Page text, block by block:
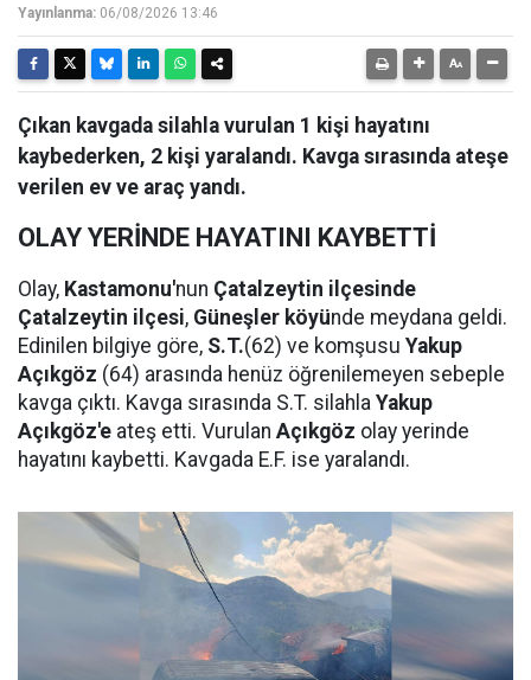
Yayınlanma: 06/08/2026 13:46
Çıkan kavgada silahla vurulan 1 kişi hayatını
kaybederken, 2 kişi yaralandı. Kavga sırasında ateşe
verilen ev ve araç yandı.
OLAY YERİNDE HAYATINI KAYBETTİ
Olay, Kastamonu'nun Çatalzeytin ilçesinde
Çatalzeytin ilçesi, Güneşler köyünde meydana geldi.
Edinilen bilgiye göre, S.T.(62) ve komşusu Yakup
Açıkgöz (64) arasında henüz öğrenilemeyen sebeple
kavga çıktı. Kavga sırasında S.T. silahla Yakup
Açıkgöz'e ateş etti. Vurulan Açıkgöz olay yerinde
hayatını kaybetti. Kavgada E.F. ise yaralandı.